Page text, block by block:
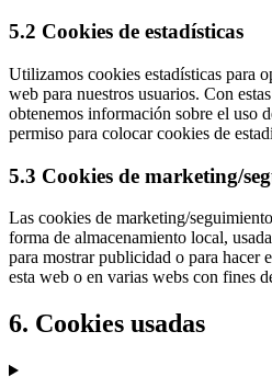
5.2 Cookies de estadísticas
Utilizamos cookies estadísticas para
web para nuestros usuarios. Con
obtenemos información sobre el uso
permiso para colocar cookies de
5.3 Cookies de marketing/
Las cookies de marketing/
forma de almacenamiento local,
para mostrar publicidad o para hacer
esta web o en varias webs con fines
6. Cookies usadas